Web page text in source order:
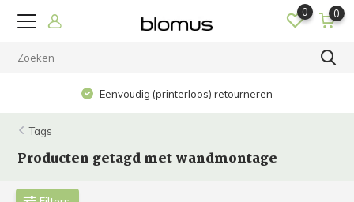
0 0
Eenvoudig (printerloos) retourneren
Tags
Producten getagd met wandmontage